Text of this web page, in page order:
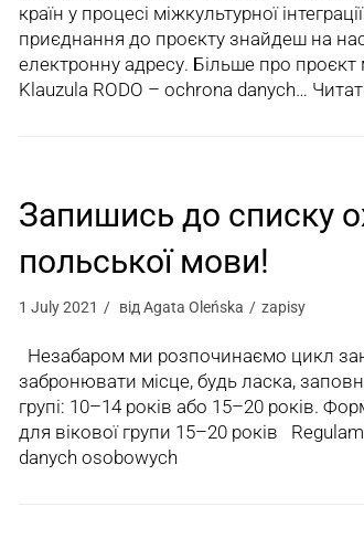
країн у процесі міжкультурної
приєднання до проєкту знайдеш на
електронну адресу. Більше про
Klauzula RODO – ochrona danych…
Запишись до списку
польської мови!
1 July 2021 відAgata Oleńska zapisy
Незабаром ми розпочинаємо цикл
забронювати місце, будь ласка,
групі: 10–14 років або 15–20 років.
для вікової групи 15–20 років
danych osobowych